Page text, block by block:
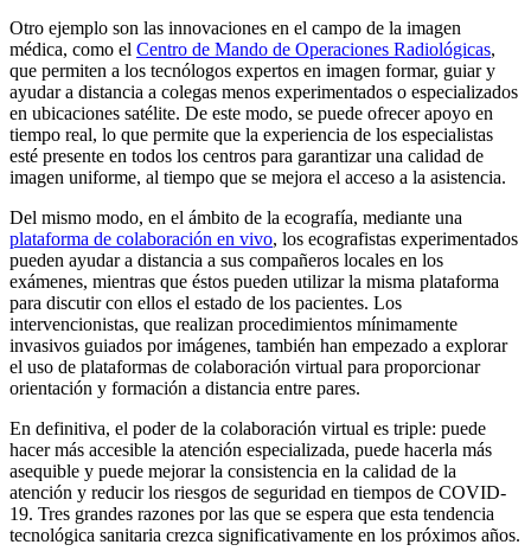
Otro ejemplo son las innovaciones en el campo de la imagen
médica, como el Centro de Mando de Operaciones Radiológicas,
que permiten a los tecnólogos expertos en imagen formar, guiar y
ayudar a distancia a colegas menos experimentados o especializados
en ubicaciones satélite. De este modo, se puede ofrecer apoyo en
tiempo real, lo que permite que la experiencia de los especialistas
esté presente en todos los centros para garantizar una calidad de
imagen uniforme, al tiempo que se mejora el acceso a la asistencia.
Del mismo modo, en el ámbito de la ecografía, mediante una
plataforma de colaboración en vivo, los ecografistas experimentados
pueden ayudar a distancia a sus compañeros locales en los
exámenes, mientras que éstos pueden utilizar la misma plataforma
para discutir con ellos el estado de los pacientes. Los
intervencionistas, que realizan procedimientos mínimamente
invasivos guiados por imágenes, también han empezado a explorar
el uso de plataformas de colaboración virtual para proporcionar
orientación y formación a distancia entre pares.
En definitiva, el poder de la colaboración virtual es triple: puede
hacer más accesible la atención especializada, puede hacerla más
asequible y puede mejorar la consistencia en la calidad de la
atención y reducir los riesgos de seguridad en tiempos de COVID-
19. Tres grandes razones por las que se espera que esta tendencia
tecnológica sanitaria crezca significativamente en los próximos años.